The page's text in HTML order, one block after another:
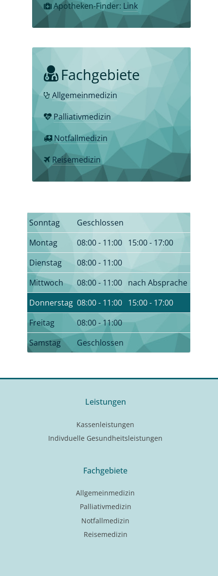
Apotheken-Finder: Link
Fachgebiete
Allgemeinmedizin
Palliativmedizin
Notfallmedizin
Reisemedizin
Sonntag
Geschlossen
Montag
08:00 - 11:00 15:00 - 17:00
Dienstag
08:00 - 11:00
Mittwoch
08:00 - 11:00 nach Absprache
Donnerstag 08:00 - 11:00 15:00 - 17:00
Freitag
08:00 - 11:00
Samstag
Geschlossen
Leistungen
Kassenleistungen
Indivduelle Gesundheitsleistungen
Fachgebiete
Allgemeinmedizin
Palliativmedizin
Notfallmedizin
Reisemedizin